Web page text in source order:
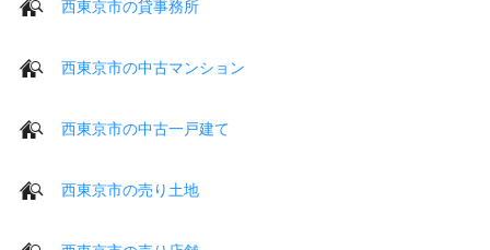
西東京市の貸事務所
西東京市の中古マンション
西東京市の中古一戸建て
西東京市の売り土地